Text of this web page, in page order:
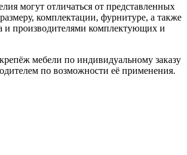
могут отличаться от представленных
комплектации, фурнитуре, а также
и производителями комплектующих и
мебели по индивидуальному заказу
по возможности её применения.